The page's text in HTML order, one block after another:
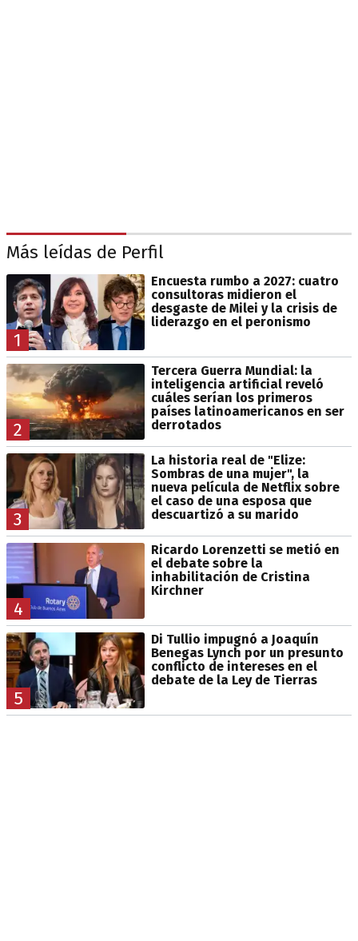
Más leídas de Perfil
1
Encuesta rumbo a 2027: cuatro
consultoras midieron el
desgaste de Milei y la crisis de
liderazgo en el peronismo
2
Tercera Guerra Mundial: la
inteligencia artificial reveló
cuáles serían los primeros
países latinoamericanos en ser
derrotados
3
La historia real de "Elize:
Sombras de una mujer", la
nueva película de Netflix sobre
el caso de una esposa que
descuartizó a su marido
4
Ricardo Lorenzetti se metió en
el debate sobre la
inhabilitación de Cristina
Kirchner
5
Di Tullio impugnó a Joaquín
Benegas Lynch por un presunto
conflicto de intereses en el
debate de la Ley de Tierras